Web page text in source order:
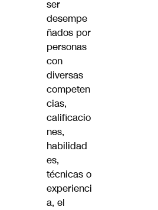
ser
desempe
ñados por
personas
con
diversas
competen
cias,
calificacio
nes,
habilidad
es,
técnicas o
experienci
a, el